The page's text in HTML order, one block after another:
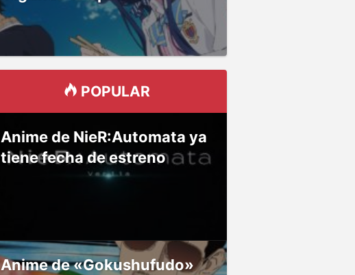
POPULAR
Anime de NieR:Automata ya
tiene fecha de estreno
Anime de «Gokushufudo»